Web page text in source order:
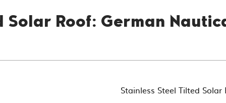
Solar Roof: German
Stainless Steel Tilted